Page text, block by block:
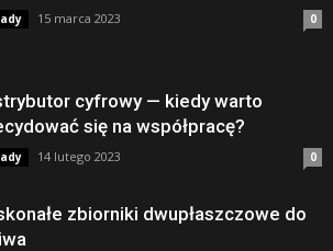
15 marca 2023 0
cyfrowy — kiedy warto
się na współpracę?
14 lutego 2023 0
zbiorniki dwupłaszczowe do